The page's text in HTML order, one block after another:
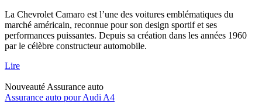
La Chevrolet Camaro est l’une des voitures emblématiques du
marché américain, reconnue pour son design sportif et ses
performances puissantes. Depuis sa création dans les années 1960
par le célèbre constructeur automobile.
Lire
Nouveauté Assurance auto
Assurance auto pour Audi A4